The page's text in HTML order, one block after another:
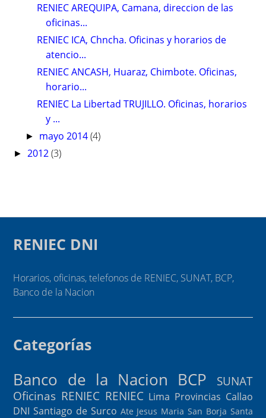
RENIEC AREQUIPA, Camana, direccion de las
oficinas...
RENIEC ICA, Chncha. Oficinas y horarios de
atencio...
RENIEC ANCASH, Huaraz, Chimbote. Oficinas,
horario...
RENIEC La Libertad TRUJILLO. Oficinas, horarios
y ...
► mayo 2014(4)
► 2012(3)
RENIEC DNI
Horarios, oficinas, telefonos de RENIEC, SUNAT, BCP,
Banco de la Nacion
Categorías
Banco de la Nacion BCP
SUNAT
Oficinas RENIEC RENIEC Lima Provincias Callao
DNI Santiago de Surco Ate Jesus Maria San Borja Santa